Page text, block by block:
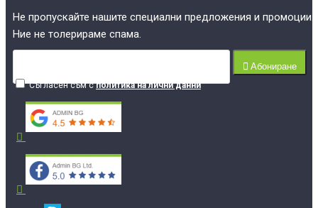
Не пропускайте нашите специални предложения и промоции.
Ние не толерираме спама.
Абониране
Съгласен съм сполитика на лични данни